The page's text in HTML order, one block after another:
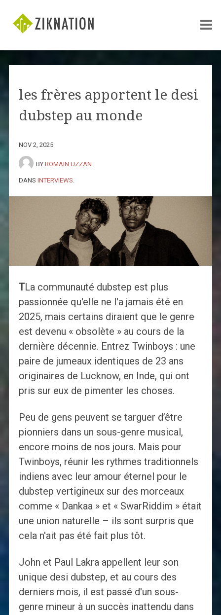
les frères apportent le desi
dubstep au monde
NOV 2, 2025
BY ROMAIN UZZAN
DANS INTERVIEWS
TLa communauté dubstep est plus
passionnée qu'elle ne l'a jamais été en
2025, mais certains diraient que le genre
est devenu « obsolète » au cours de la
dernière décennie. Entrez Twinboys : une
paire de jumeaux identiques de 23 ans
originaires de Lucknow, en Inde, qui ont
pris sur eux de pimenter les choses.
Peu de gens peuvent se targuer d’être
pionniers dans un sous-genre musical,
encore moins de nos jours. Mais pour
Twinboys, réunir les rythmes traditionnels
indiens avec leur amour éternel pour le
dubstep vertigineux sur des morceaux
comme « Dankaa » et « SwarRiddim » était
une union naturelle – ils sont surpris que
cela n'ait pas été fait plus tôt.
John et Paul Lakra appellent leur son
unique desi dubstep, et au cours des
derniers mois, il est passé d'un sous-
genre mineur à un succès inattendu dans